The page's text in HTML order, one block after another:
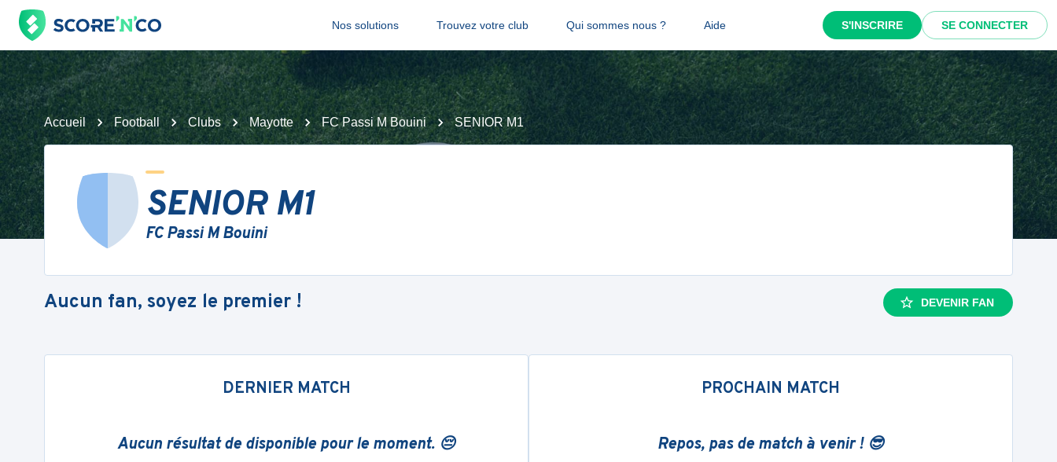
Nos solutions Trouvez votre club Qui sommes nous ? Aide S'INSCRIRE SE CONNECTER
Accueil Football Clubs Mayotte FC Passi M Bouini SENIOR M1
SENIOR M1
FC Passi M Bouini
Aucun fan, soyez le premier ! DEVENIR FAN
DERNIER MATCH
Aucun résultat de disponible pour le moment. 😔
PROCHAIN MATCH
Repos, pas de match à venir ! 😎